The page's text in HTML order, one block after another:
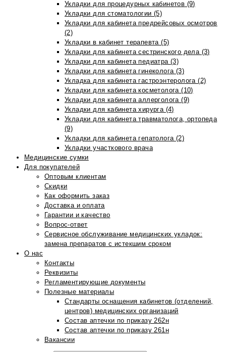
Укладки для процедурных кабинетов (9)
Укладки для стоматологии (5)
Укладки для кабинета предрейсовых осмотров
(2)
Укладки в кабинет терапевта (5)
Укладки для кабинета сестринского дела (3)
Укладки для кабинета педиатра (3)
Укладки для кабинета гинеколога (3)
Укладка для кабинета гастроэнтеролога (2)
Укладки для кабинета косметолога (10)
Укладки для кабинета аллерголога (9)
Укладки для кабинета хирурга (4)
Укладки для кабинета травматолога, ортопеда
(9)
Укладки для кабинета гепатолога (2)
Укладки участкового врача
Медицинские сумки
Для покупателей
Оптовым клиентам
Скидки
Как оформить заказ
Доставка и оплата
Гарантии и качество
Вопрос-ответ
Сервисное обслуживание медицинских укладок:
замена препаратов с истекшим сроком
О нас
Контакты
Реквизиты
Регламентирующие документы
Полезные материалы
Стандарты оснащения кабинетов (отделений,
центров) медицинских организаций
Состав аптечки по приказу 262н
Состав аптечки по приказу 261н
Вакансии